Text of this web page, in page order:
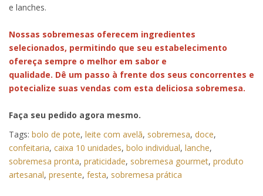
e lanches.
Nossas sobremesas oferecem ingredientes
selecionados, permitindo que seu estabelecimento
ofereça sempre o melhor em sabor e
qualidade. Dê um passo à frente dos seus concorrentes e
potecialize suas vendas com esta deliciosa sobremesa.
Faça seu pedido agora mesmo.
Tags: bolo de pote, leite com avelã, sobremesa, doce,
confeitaria, caixa 10 unidades, bolo individual, lanche,
sobremesa pronta, praticidade, sobremesa gourmet, produto
artesanal, presente, festa, sobremesa prática